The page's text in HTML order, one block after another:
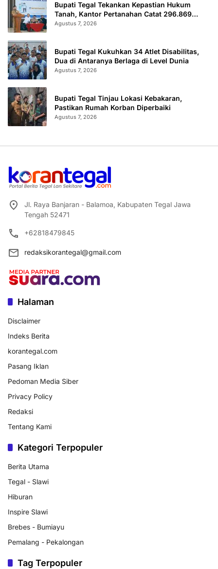
Bupati Tegal Tekankan Kepastian Hukum
Tanah, Kantor Pertanahan Catat 296.869
Sertifikat Terbit
Agustus 7, 2026
Bupati Tegal Kukuhkan 34 Atlet Disabilitas,
Dua di Antaranya Berlaga di Level Dunia
Agustus 7, 2026
Bupati Tegal Tinjau Lokasi Kebakaran,
Pastikan Rumah Korban Diperbaiki
Agustus 7, 2026
Jl. Raya Banjaran - Balamoa, Kabupaten Tegal Jawa
Tengah 52471
+62818479845
redaksikorantegal@gmail.com
Halaman
Disclaimer
Indeks Berita
korantegal.com
Pasang Iklan
Pedoman Media Siber
Privacy Policy
Redaksi
Tentang Kami
Kategori Terpopuler
Berita Utama
Tegal - Slawi
Hiburan
Inspire Slawi
Brebes - Bumiayu
Pemalang - Pekalongan
Tag Terpopuler